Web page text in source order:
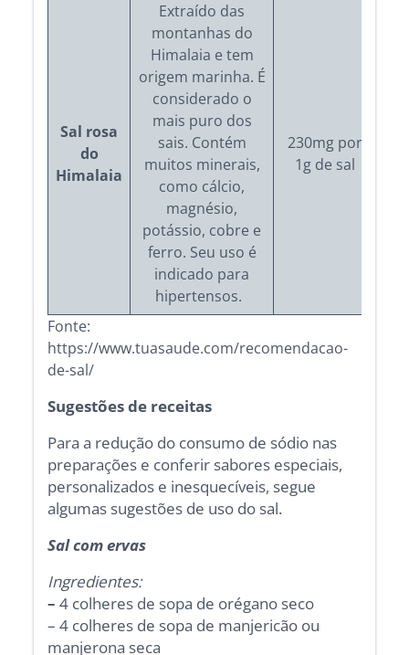
Sal rosa
do
Himalaia
Extraído das
montanhas do
Himalaia e tem
origem marinha. É
considerado o
mais puro dos
sais. Contém
muitos minerais,
como cálcio,
magnésio,
potássio, cobre e
ferro. Seu uso é
indicado para
hipertensos.
230mg por
1g de sal
Fonte:
https://www.tuasaude.com/recomendacao-
de-sal/
Sugestões de receitas
Para a redução do consumo de sódio nas
preparações e conferir sabores especiais,
personalizados e inesquecíveis, segue
algumas sugestões de uso do sal.
Sal com ervas
Ingredientes:
–4 colheres de sopa de orégano seco
– 4 colheres de sopa de manjericão ou
manjerona seca